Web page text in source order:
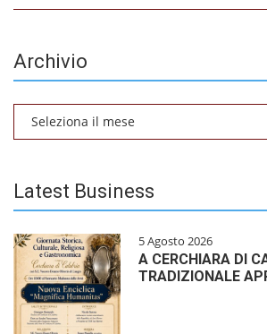
Archivio
Archivio
Latest Business
5 Agosto 2026
A CERCHIARA DI
TRADIZIONALE